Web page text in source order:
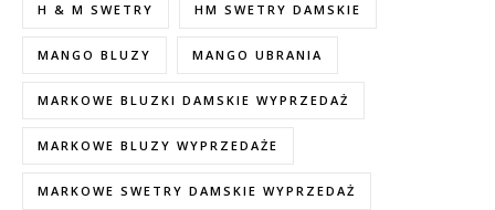
H & M SWETRY HM SWETRY DAMSKIE
MANGO BLUZY MANGO UBRANIA
MARKOWE BLUZKI DAMSKIE WYPRZEDAŻ
MARKOWE BLUZY WYPRZEDAŻE
MARKOWE SWETRY DAMSKIE WYPRZEDAŻ